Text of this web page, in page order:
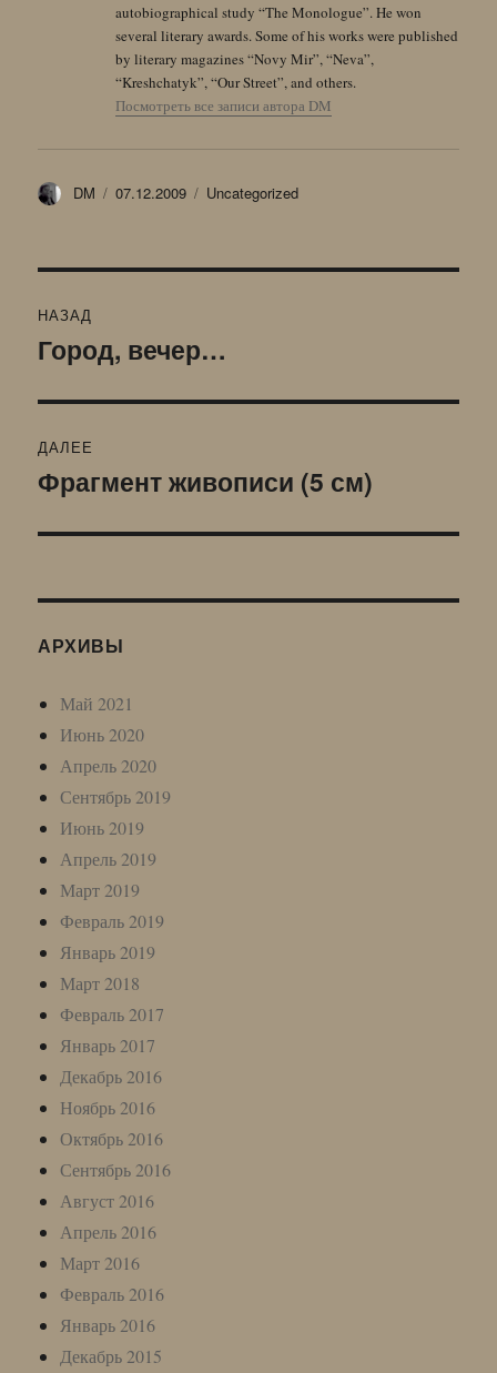
autobiographical study “The Monologue”. He won
several literary awards. Some of his works were published
by literary magazines “Novy Mir”, “Neva”,
“Kreshchatyk”, “Our Street”, and others.
Посмотреть все записи автора DM
Автор
DM Опубликовано
07.12.2009 Рубрики
Uncategorized
по
НАЗАД
Предыдущая
Город, вечер…
ДАЛЕЕ
Следующая
Фрагмент живописи (5 см)
АРХИВЫ
Май 2021
Июнь 2020
Апрель 2020
Сентябрь 2019
Июнь 2019
Апрель 2019
Март 2019
Февраль 2019
Январь 2019
Март 2018
Февраль 2017
Январь 2017
Декабрь 2016
Ноябрь 2016
Октябрь 2016
Сентябрь 2016
Август 2016
Апрель 2016
Март 2016
Февраль 2016
Январь 2016
Декабрь 2015